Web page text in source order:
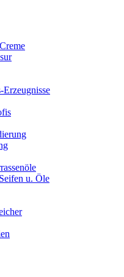
Erzeugnisse
u. Öle